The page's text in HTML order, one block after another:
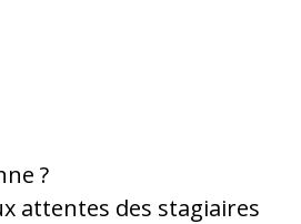
?
attentes des stagiaires